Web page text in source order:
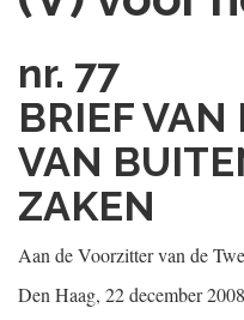
nr. 77
BRIEF VAN
VAN
ZAKEN
Aan de Voorzitter van de
Den Haag, 22 december 2008